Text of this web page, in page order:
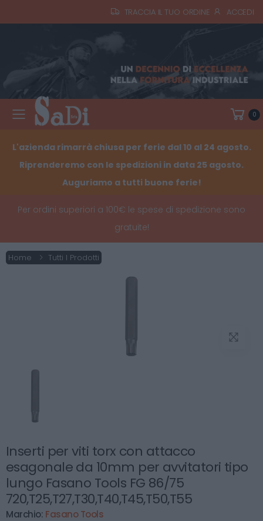
TRACCIA IL TUO ORDINE ACCEDI
Toggle mobile menu 0
L'azienda rimarrà chiusa per ferie dal 10 al 24 agosto.
Riprenderemo con le spedizioni in data 25 agosto.
Auguriamo a tutti buone ferie!
Per ordini superiori a 100€ le spese di spedizione sono
gratuite!
Home Tutti I Prodotti
Inserti per viti torx con attacco
esagonale da 10mm per avvitatori tipo
lungo Fasano Tools FG 86/75
720,T25,T27,T30,T40,T45,T50,T55
Marchio: Fasano Tools